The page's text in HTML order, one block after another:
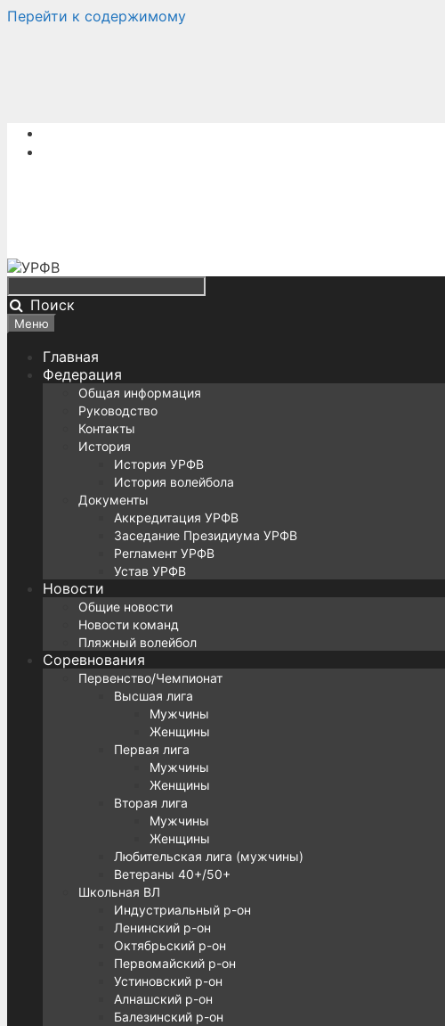
Перейти к содержимому
Поиск
Меню
Главная
Федерация
Общая информация
Руководство
Контакты
История
История УРФВ
История волейбола
Документы
Аккредитация УРФВ
Заседание Президиума УРФВ
Регламент УРФВ
Устав УРФВ
Новости
Общие новости
Новости команд
Пляжный волейбол
Соревнования
Первенство/Чемпионат
Высшая лига
Мужчины
Женщины
Первая лига
Мужчины
Женщины
Вторая лига
Мужчины
Женщины
Любительская лига (мужчины)
Ветераны 40+/50+
Школьная ВЛ
Индустриальный р-он
Ленинский р-он
Октябрьский р-он
Первомайский р-он
Устиновский р-он
Алнашский р-он
Балезинский р-он